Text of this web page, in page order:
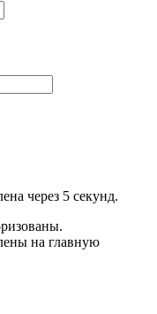
через 5 секунд.
на главную